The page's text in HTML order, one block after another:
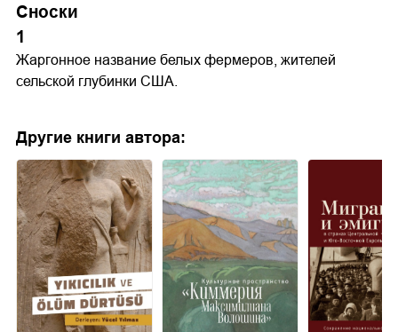
Сноски
1
Жаргонное название белых фермеров, жителей
сельской глубинки США.
Другие книги автора: